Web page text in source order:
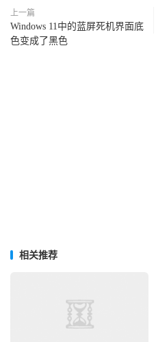
上一篇
Windows 11中的蓝屏死机界面底
色变成了黑色
相关推荐